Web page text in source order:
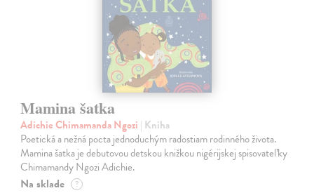
Mamina šatka
Adichie Chimamanda Ngozi | Kniha
Poetická a nežná pocta jednoduchým radostiam rodinného života.
Mamina šatka je debutovou detskou knižkou nigérijskej spisovateľky
Chimamandy Ngozi Adichie.
Na sklade ?